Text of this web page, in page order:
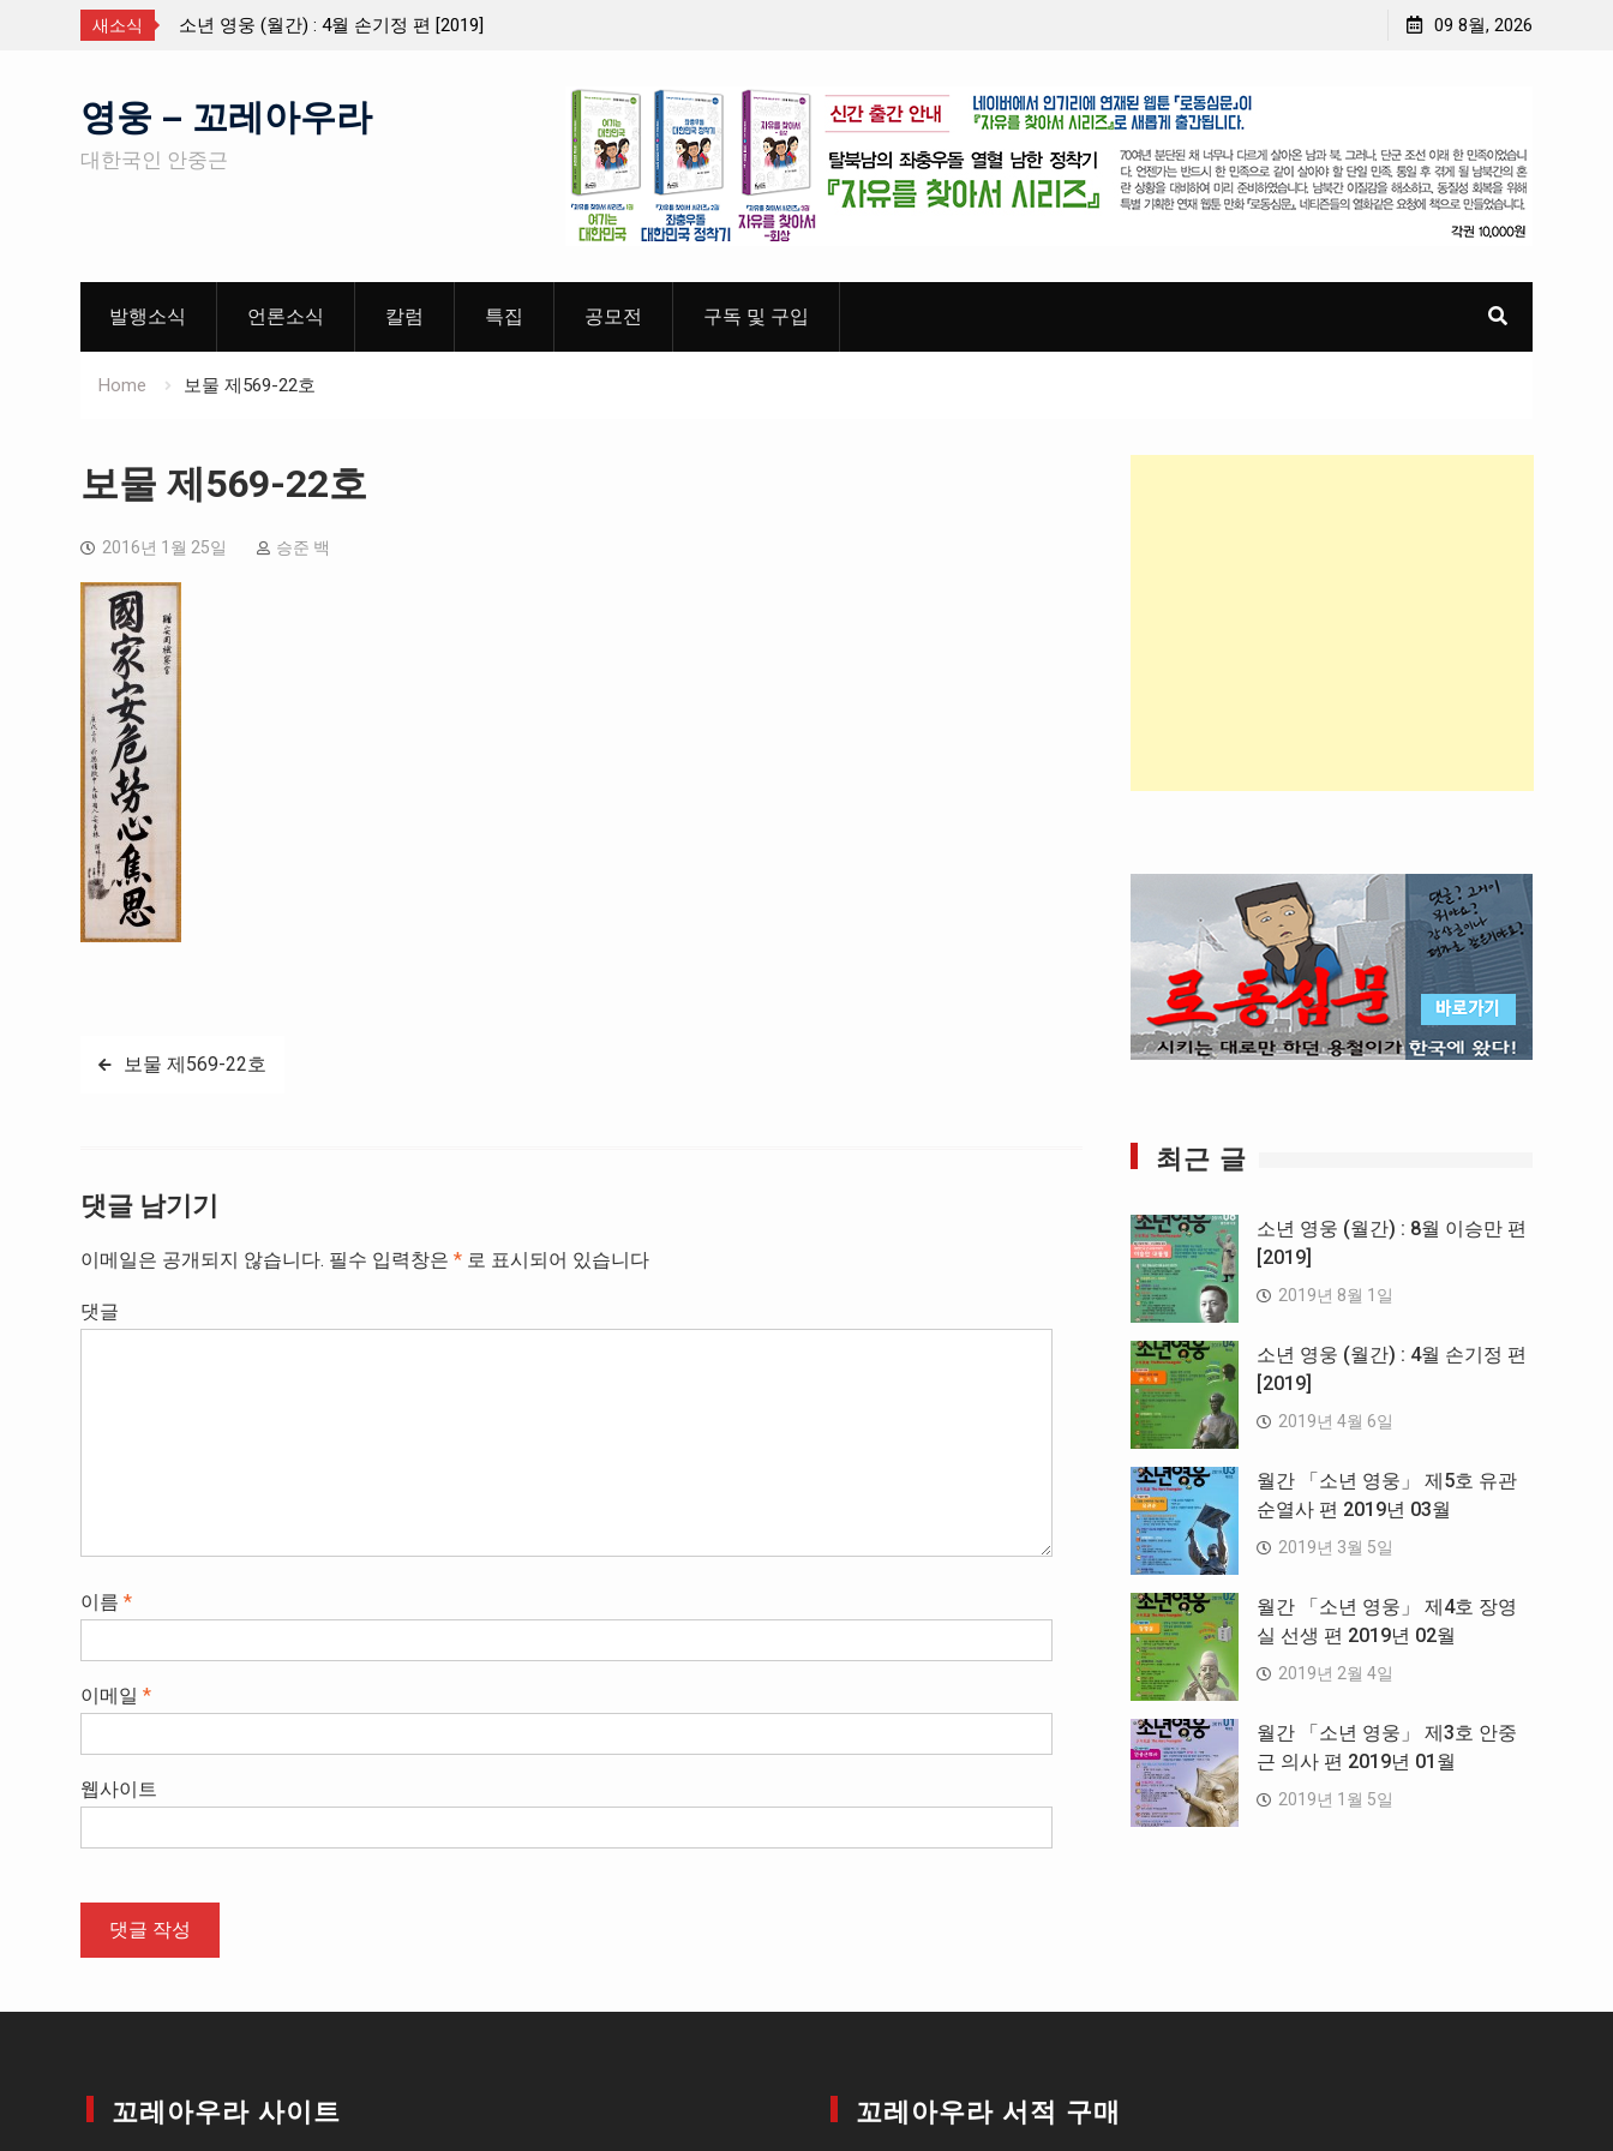
새소식
간) : 4월 손기정 편 [2019] 월간 「소년 영웅」 제5호 유관순열사 편 2019년 03월 소년 영웅 (월간) : 8월 이승만 편 [2019]
09 8월, 2026
영웅 – 꼬레아우라
대한국인 안중근
발행소식 언론소식 칼럼 특집 공모전 구독 및 구입
Home 보물 제569-22호
보물 제569-22호
2016년 1월 25일 승준 백
글 보물 제569-22호
댓글 남기기
이메일은 공개되지 않습니다. 필수 입력창은 * 로 표시되어 있습니다
댓글
이름 *
이메일 *
웹사이트
최근 글
소년 영웅 (월간) : 8월 이승만 편
[2019]
2019년 8월 1일
소년 영웅 (월간) : 4월 손기정 편
[2019]
2019년 4월 6일
월간 「소년 영웅」 제5호 유관
순열사 편 2019년 03월
2019년 3월 5일
월간 「소년 영웅」 제4호 장영
실 선생 편 2019년 02월
2019년 2월 4일
월간 「소년 영웅」 제3호 안중
근 의사 편 2019년 01월
2019년 1월 5일
꼬레아우라 사이트 꼬레아우라 서적 구매